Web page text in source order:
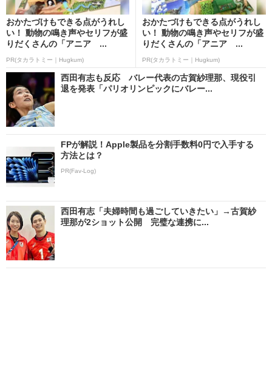
おかたづけもできる点がうれし
い！ 動物の鳴き声やセリフが盛
りだくさんの「アニア ...
PR(タカラトミー｜Hugkum)
おかたづけもできる点がうれし
い！ 動物の鳴き声やセリフが盛
りだくさんの「アニア ...
PR(タカラトミー｜Hugkum)
西田有志も反応 バレー代表の古賀紗理那、現役引
退を発表「パリオリンピックにバレー...
FPが解説！Apple製品を分割手数料0円で入手する
方法とは？
PR(Fav-Log)
西田有志「夫婦時間も過ごしていきたい」→古賀紗
理那が2ショット公開 完璧な連携に...